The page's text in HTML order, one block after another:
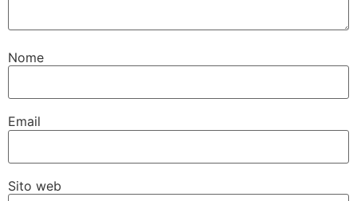
Nome
Email
Sito web